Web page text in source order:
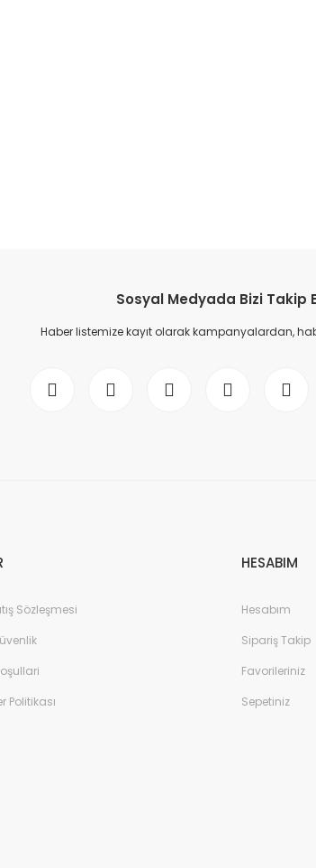
Sosyal Medyada Bizi Takip
Haber listemize kayıt olarak kampanyalardan,
Sözleşmesi
Politikası
HESABIM
Hesabım
Sipariş Takip
Favorileriniz
Sepetiniz